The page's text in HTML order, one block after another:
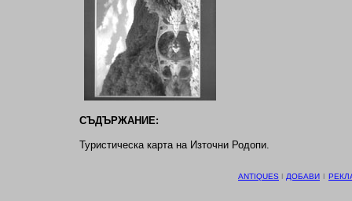
СЪДЪРЖАНИЕ:
Туристическа карта на Източни Родопи.
ANTIQUES І ДОБАВИ І